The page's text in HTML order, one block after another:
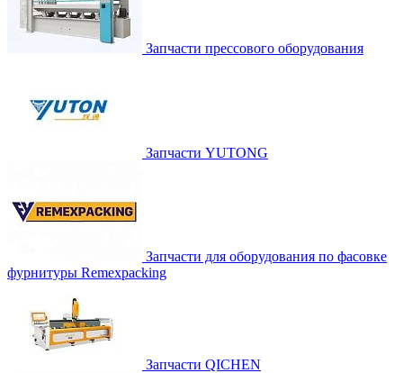
Запчасти прессового оборудования
Запчасти YUTONG
Запчасти для оборудования по фасовке
фурнитуры Remexpacking
Запчасти QICHEN